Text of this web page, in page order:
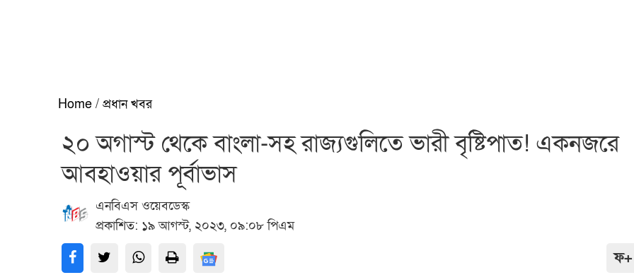
Home / প্রধান খবর
২০ অগাস্ট থেকে বাংলা-সহ রাজ্যগুলিতে ভারী বৃষ্টিপাত! একনজরে
আবহাওয়ার পূর্বাভাস
এনবিএস ওয়েবডেস্ক
প্রকাশিত: ১৯ আগস্ট, ২০২৩, ০৯:০৮ পিএম
ফ+